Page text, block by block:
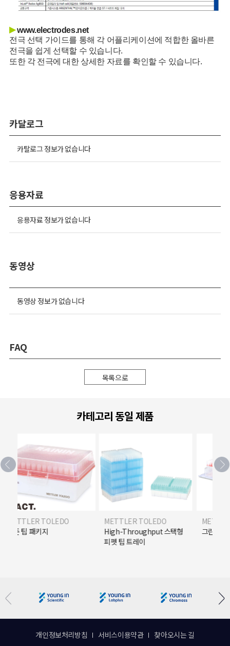
▶ www.electrodes.net
전극 선택 가이드를 통해 각 어플리케이션에 적합한 올바른
전극을 쉽게 선택할 수 있습니다.
또한 각 전극에 대한 상세한 자료를 확인할 수 있습니다.
카달로그
카탈로그 정보가 없습니다
응용자료
응용자료 정보가 없습니다
동영상
동영상 정보가 없습니다
FAQ
목록으로
카테고리 동일 제품
TOLEDO
METTLER TOLEDO
High-Throughput 스택형
피펫 팁 트레이
METTLER
그린 팩
개인정보처리방침 서비스이용약관 찾아오시는 길